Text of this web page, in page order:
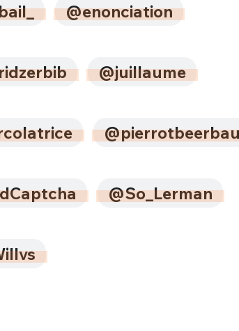
@enonciation
@juillaume
@So_Lerman